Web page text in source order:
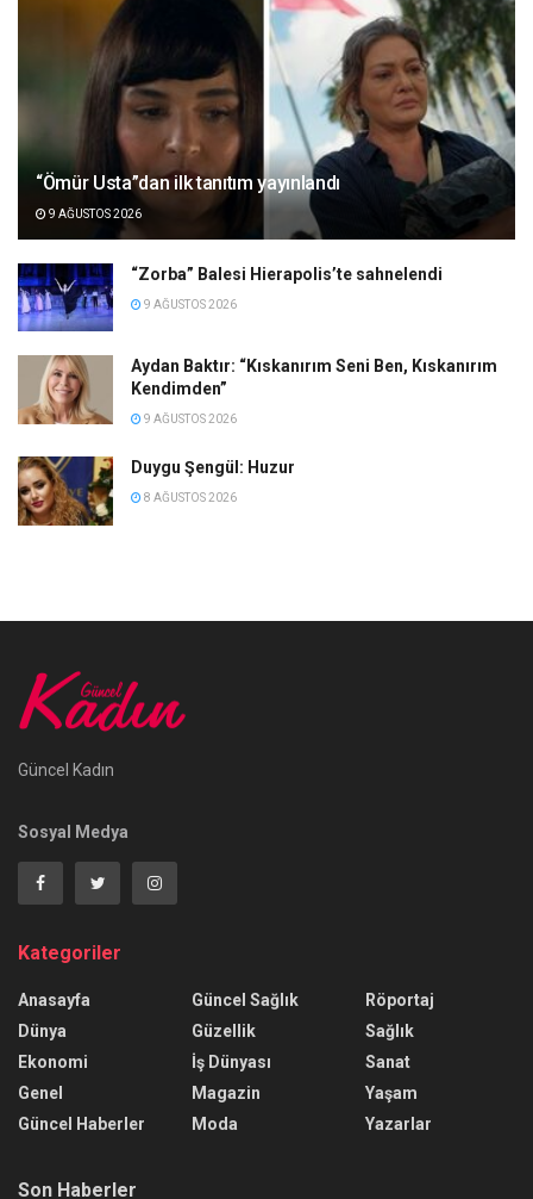
“Ömür Usta”dan ilk tanıtım yayınlandı
9 AĞUSTOS 2026
“Zorba” Balesi Hierapolis’te sahnelendi
9 AĞUSTOS 2026
Aydan Baktır: “Kıskanırım Seni Ben, Kıskanırım
Kendimden”
9 AĞUSTOS 2026
Duygu Şengül: Huzur
8 AĞUSTOS 2026
Güncel Kadın
Sosyal Medya
Kategoriler
Anasayfa
Dünya
Ekonomi
Genel
Güncel Haberler
Güncel Sağlık
Güzellik
İş Dünyası
Magazin
Moda
Röportaj
Sağlık
Sanat
Yaşam
Yazarlar
Son Haberler